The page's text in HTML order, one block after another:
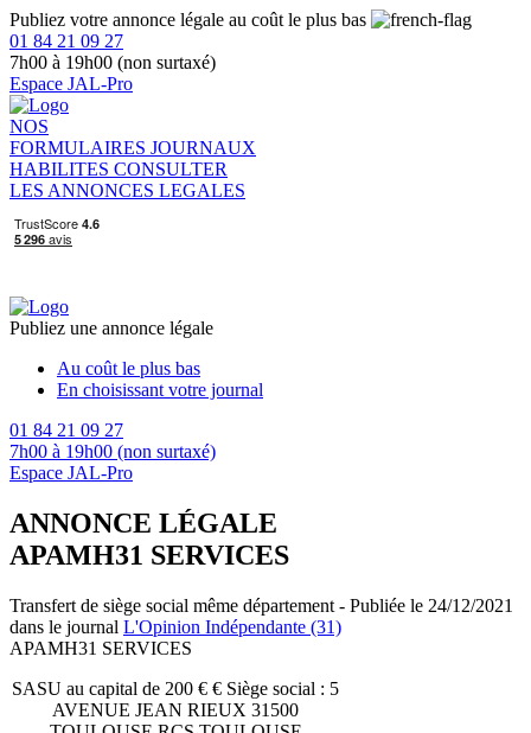
Publiez votre annonce légale au coût le plus bas
01 84 21 09 27
7h00 à 19h00 (non surtaxé)
Espace JAL-Pro
NOS
FORMULAIRES JOURNAUX
HABILITES CONSULTER
LES ANNONCES LEGALES
Publiez une annonce légale
Au coût le plus bas
En choisissant votre journal
01 84 21 09 27
7h00 à 19h00 (non surtaxé)
Espace JAL-Pro
ANNONCE LÉGALE
APAMH31 SERVICES
Transfert de siège social même département - Publiée le 24/12/2021
dans le journal L'Opinion Indépendante (31)
APAMH31 SERVICES
SASU au capital de 200 € € Siège social : 5
AVENUE JEAN RIEUX 31500